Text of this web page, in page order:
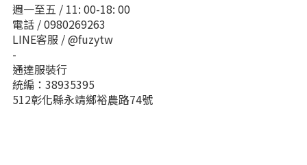
週一至五 / 11: 00-18: 00
電話 / 0980269263
LINE客服 / @fuzytw
-
通達服裝行
統編：38935395
512彰化縣永靖鄉裕農路74號